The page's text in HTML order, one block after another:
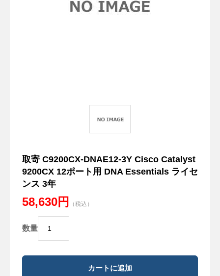
取寄 C9200CX-DNAE12-3Y Cisco Catalyst
9200CX 12ポート用 DNA Essentials ライセ
ンス 3年
58,630円 （税込）
数量